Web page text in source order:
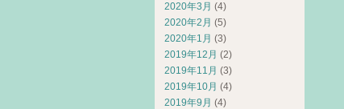
2020年3月 (4)
2020年2月 (5)
2020年1月 (3)
2019年12月 (2)
2019年11月 (3)
2019年10月 (4)
2019年9月 (4)